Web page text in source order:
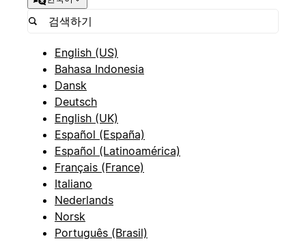
English (US)
Bahasa Indonesia
Dansk
Deutsch
English (UK)
Español (España)
Español (Latinoamérica)
Français (France)
Italiano
Nederlands
Norsk
Português (Brasil)